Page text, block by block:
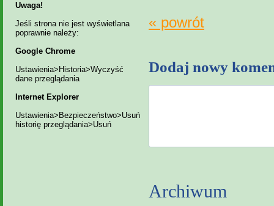
Uwaga!
Jeśli strona nie jest wyświetlana
poprawnie należy:
Google Chrome
Ustawienia>Historia>Wyczyść
dane przeglądania
Internet Explorer
Ustawienia>Bezpieczeństwo>Usuń
historię przeglądania>Usuń
« powrót
Dodaj nowy
Archiwum